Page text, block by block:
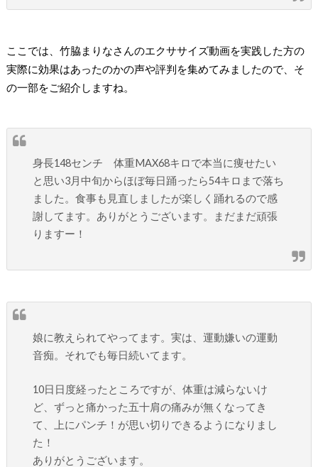
ここでは、竹脇まりなさんのエクササイズ動画を実践した方の
実際に効果はあったのかの声や評判を集めてみましたので、そ
の一部をご紹介しますね。
身長148センチ 体重MAX68キロで本当に痩せたい
と思い3月中旬からほぼ毎日踊ったら54キロまで落ち
ました。食事も見直しましたが楽しく踊れるので感
謝してます。ありがとうございます。まだまだ頑張
りますー！
娘に教えられてやってます。実は、運動嫌いの運動
音痴。それでも毎日続いてます。
10日日度経ったところですが、体重は減らないけ
ど、ずっと痛かった五十肩の痛みが無くなってき
て、上にパンチ！が思い切りできるようになりまし
た！
ありがとうございます。